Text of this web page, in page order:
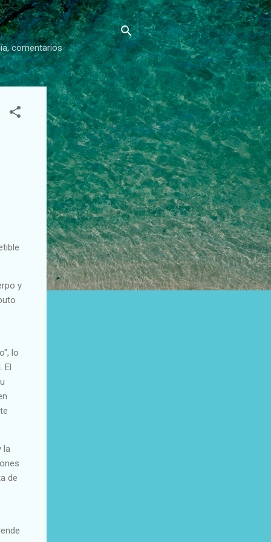
comentarios
y
lo
El
la
de